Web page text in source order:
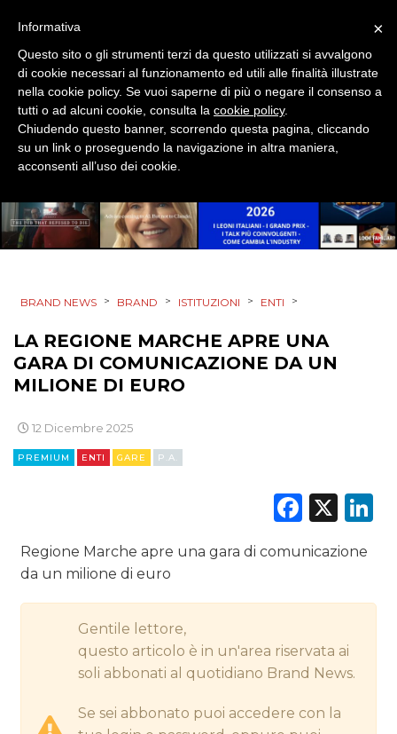
MOBILE
PROMOZIONI
PRODOTTI
PUNTI VENDITA
STRATEGIE
CINEMA
DIGITALE
ESTERNA
BRAND NEWS > BRAND > ISTITUZIONI > ENTI >
LA REGIONE MARCHE APRE UNA
GARA DI COMUNICAZIONE DA UN
MILIONE DI EURO
12 Dicembre 2025
PREMIUM ENTI GARE P.A.
X
Regione Marche apre una gara di comunicazione
da un milione di euro
Gentile lettore,
questo articolo è in un'area riservata ai
soli abbonati al quotidiano Brand News.
Se sei abbonato puoi accedere con la
×
Informativa
Questo sito o gli strumenti terzi da questo utilizzati si avvalgono
di cookie necessari al funzionamento ed utili alle finalità illustrate
nella cookie policy. Se vuoi saperne di più o negare il consenso a
tutti o ad alcuni cookie, consulta la cookie policy.
Chiudendo questo banner, scorrendo questa pagina, cliccando
su un link o proseguendo la navigazione in altra maniera,
acconsenti all’uso dei cookie.